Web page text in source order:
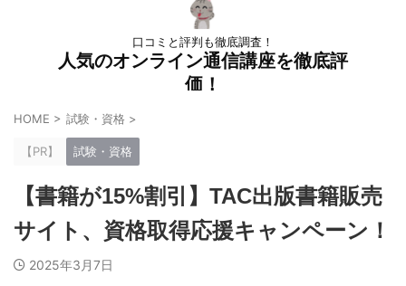
口コミと評判も徹底調査！
人気のオンライン通信講座を徹底評
価！
HOME > 試験・資格 >
【PR】 試験・資格
【書籍が15%割引】TAC出版書籍販売
サイト、資格取得応援キャンペーン！
2025年3月7日